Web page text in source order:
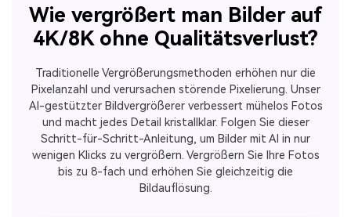
Wie vergrößert man Bilder auf
4K/8K ohne Qualitätsverlust?
Traditionelle Vergrößerungsmethoden erhöhen nur die
Pixelanzahl und verursachen störende Pixelierung. Unser
AI-gestützter Bildvergrößerer verbessert mühelos Fotos
und macht jedes Detail kristallklar. Folgen Sie dieser
Schritt-für-Schritt-Anleitung, um Bilder mit AI in nur
wenigen Klicks zu vergrößern. Vergrößern Sie Ihre Fotos
bis zu 8-fach und erhöhen Sie gleichzeitig die
Bildauflösung.